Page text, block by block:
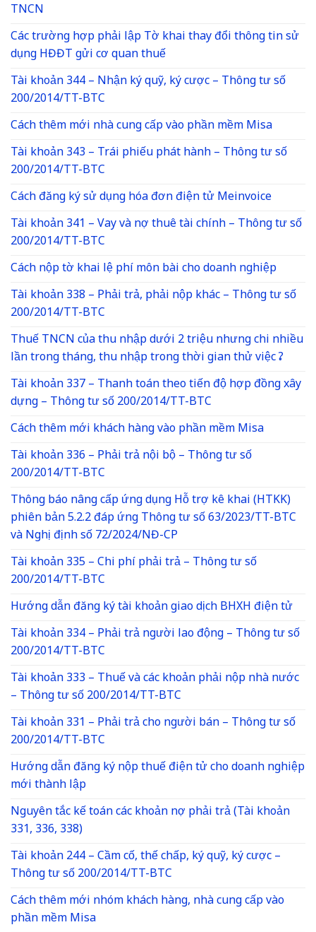
TNCN
Các trường hợp phải lập Tờ khai thay đổi thông tin sử
dụng HĐĐT gửi cơ quan thuế
Tài khoản 344 – Nhận ký quỹ, ký cược – Thông tư số
200/2014/TT-BTC
Cách thêm mới nhà cung cấp vào phần mềm Misa
Tài khoản 343 – Trái phiếu phát hành – Thông tư số
200/2014/TT-BTC
Cách đăng ký sử dụng hóa đơn điện tử Meinvoice
Tài khoản 341 – Vay và nợ thuê tài chính – Thông tư số
200/2014/TT-BTC
Cách nộp tờ khai lệ phí môn bài cho doanh nghiệp
Tài khoản 338 – Phải trả, phải nộp khác – Thông tư số
200/2014/TT-BTC
Thuế TNCN của thu nhập dưới 2 triệu nhưng chi nhiều
lần trong tháng, thu nhập trong thời gian thử việc ?
Tài khoản 337 – Thanh toán theo tiến độ hợp đồng xây
dựng – Thông tư số 200/2014/TT-BTC
Cách thêm mới khách hàng vào phần mềm Misa
Tài khoản 336 – Phải trả nội bộ – Thông tư số
200/2014/TT-BTC
Thông báo nâng cấp ứng dụng Hỗ trợ kê khai (HTKK)
phiên bản 5.2.2 đáp ứng Thông tư số 63/2023/TT-BTC
và Nghị định số 72/2024/NĐ-CP
Tài khoản 335 – Chi phí phải trả – Thông tư số
200/2014/TT-BTC
Hướng dẫn đăng ký tài khoản giao dịch BHXH điện tử
Tài khoản 334 – Phải trả người lao động – Thông tư số
200/2014/TT-BTC
Tài khoản 333 – Thuế và các khoản phải nộp nhà nước
– Thông tư số 200/2014/TT-BTC
Tài khoản 331 – Phải trả cho người bán – Thông tư số
200/2014/TT-BTC
Hướng dẫn đăng ký nộp thuế điện tử cho doanh nghiệp
mới thành lập
Nguyên tắc kế toán các khoản nợ phải trả (Tài khoản
331, 336, 338)
Tài khoản 244 – Cầm cố, thế chấp, ký quỹ, ký cược –
Thông tư số 200/2014/TT-BTC
Cách thêm mới nhóm khách hàng, nhà cung cấp vào
phần mềm Misa